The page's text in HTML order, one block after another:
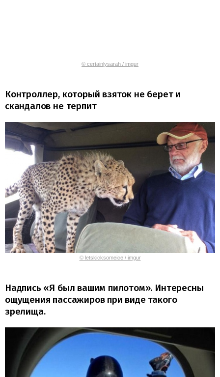
© certainlysarah / imgur
Контроллер, который взяток не берет и
скандалов не терпит
© letskicksomeice / imgur
Надпись «Я был вашим пилотом». Интересны
ощущения пассажиров при виде такого
зрелища.